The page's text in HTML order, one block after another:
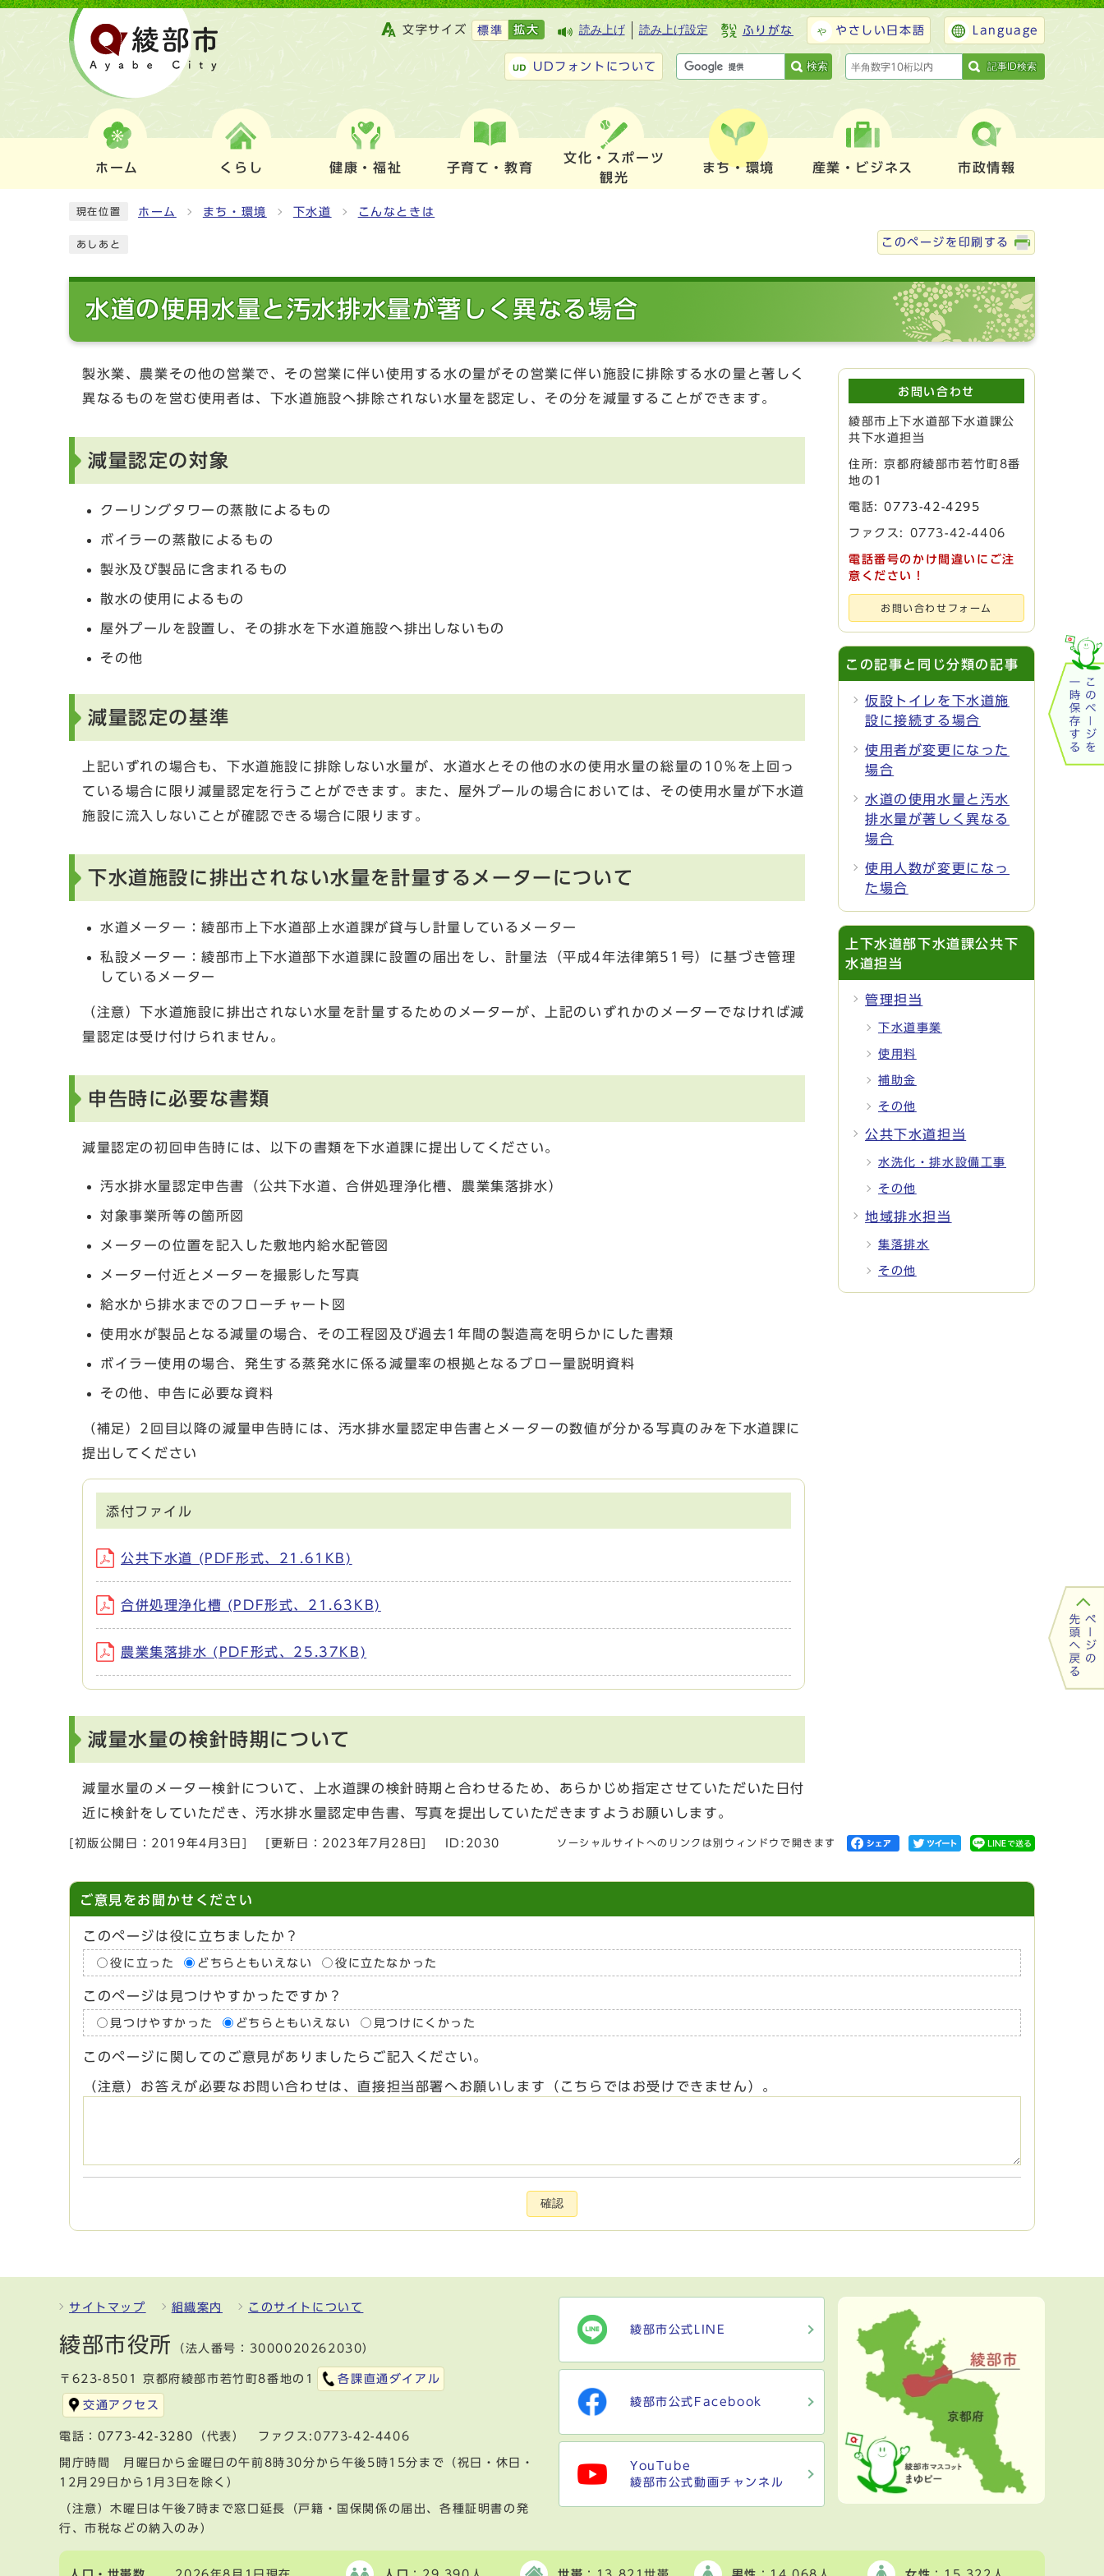
文字サイズ 標準 拡大 読み上げ 読み上げ設定 ふりがな やさしい日本語 Language
UDフォントについて 検索 記事ID検索
ホーム くらし 健康・福祉 子育て・教育
文化・スポーツ
観光
まち・環境 産業・ビジネス 市政情報
現在位置 ホーム まち・環境 下水道 こんなときは
あしあと このページを印刷する
水道の使用水量と汚水排水量が著しく異なる場合
製氷業、農業その他の営業で、その営業に伴い使用する水の量がその営業に伴い施設に排除する水の量と著しく
異なるものを営む使用者は、下水道施設へ排除されない水量を認定し、その分を減量することができます。
減量認定の対象
クーリングタワーの蒸散によるもの
ボイラーの蒸散によるもの
製氷及び製品に含まれるもの
散水の使用によるもの
屋外プールを設置し、その排水を下水道施設へ排出しないもの
その他
減量認定の基準
上記いずれの場合も、下水道施設に排除しない水量が、水道水とその他の水の使用水量の総量の10%を上回っ
ている場合に限り減量認定を行うことができます。また、屋外プールの場合においては、その使用水量が下水道
施設に流入しないことが確認できる場合に限ります。
下水道施設に排出されない水量を計量するメーターについて
水道メーター：綾部市上下水道部上水道課が貸与し計量しているメーター
私設メーター：綾部市上下水道部下水道課に設置の届出をし、計量法（平成4年法律第51号）に基づき管理
しているメーター
（注意）下水道施設に排出されない水量を計量するためのメーターが、上記のいずれかのメーターでなければ減
量認定は受け付けられません。
申告時に必要な書類
減量認定の初回申告時には、以下の書類を下水道課に提出してください。
汚水排水量認定申告書（公共下水道、合併処理浄化槽、農業集落排水）
対象事業所等の箇所図
メーターの位置を記入した敷地内給水配管図
メーター付近とメーターを撮影した写真
給水から排水までのフローチャート図
使用水が製品となる減量の場合、その工程図及び過去1年間の製造高を明らかにした書類
ボイラー使用の場合、発生する蒸発水に係る減量率の根拠となるブロー量説明資料
その他、申告に必要な資料
（補足）2回目以降の減量申告時には、汚水排水量認定申告書とメーターの数値が分かる写真のみを下水道課に
提出してください
添付ファイル
公共下水道 (PDF形式、21.61KB)
合併処理浄化槽 (PDF形式、21.63KB)
農業集落排水 (PDF形式、25.37KB)
減量水量の検針時期について
減量水量のメーター検針について、上水道課の検針時期と合わせるため、あらかじめ指定させていただいた日付
近に検針をしていただき、汚水排水量認定申告書、写真を提出していただきますようお願いします。
お問い合わせ
綾部市上下水道部下水道課公
共下水道担当
住所: 京都府綾部市若竹町8番
地の1
電話:0773-42-4295
ファクス: 0773-42-4406
電話番号のかけ間違いにご注
意ください！
お問い合わせフォーム
この記事と同じ分類の記事
仮設トイレを下水道施
設に接続する場合
使用者が変更になった
場合
水道の使用水量と汚水
排水量が著しく異なる
場合
使用人数が変更になっ
た場合
上下水道部下水道課公共下
水道担当
管理担当
下水道事業
使用料
補助金
その他
公共下水道担当
水洗化・排水設備工事
その他
地域排水担当
集落排水
その他
[初版公開日： 2019年4月3日 [更新日： 2023年7月28日 ID:2030 ソーシャルサイトへのリンクは別ウィンドウで開きます
ご意見をお聞かせください
このページは役に立ちましたか？
役に立った どちらともいえない 役に立たなかった
このページは見つけやすかったですか？
見つけやすかった どちらともいえない 見つけにくかった
このページに関してのご意見がありましたらご記入ください。
（注意）お答えが必要なお問い合わせは、直接担当部署へお願いします（こちらではお受けできません）。
確認
サイトマップ 組織案内 このサイトについて
綾部市役所 （法人番号：3000020262030）
〒623-8501 京都府綾部市若竹町8番地の1 各課直通ダイアル
交通アクセス
電話： 0773-42-3280 （代表） ファクス:0773-42-4406
開庁時間 月曜日から金曜日の午前8時30分から午後5時15分まで（祝日・休日・
12月29日から1月3日を除く）
（注意）木曜日は午後7時まで窓口延長（戸籍・国保関係の届出、各種証明書の発
行、市税などの納入のみ）
綾部市公式LINE
綾部市公式Facebook
YouTube
綾部市公式動画チャンネル